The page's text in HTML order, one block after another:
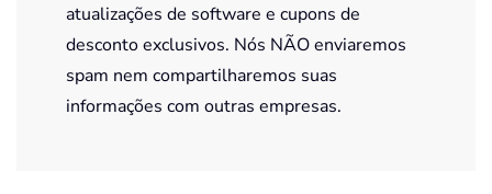
atualizações de software e cupons de
desconto exclusivos. Nós NÃO enviaremos
spam nem compartilharemos suas
informações com outras empresas.